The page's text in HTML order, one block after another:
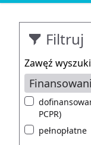
Filtruj
Zawęź
PCPR)
pełnopłatne